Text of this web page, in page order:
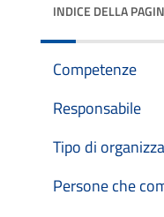
INDICE DELLA
Competenze
Responsabile
Tipo di
Persone che